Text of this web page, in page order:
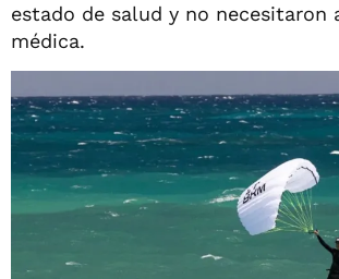
estado de salud y no necesitaron
médica.